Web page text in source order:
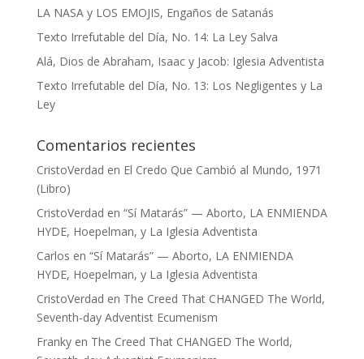
LA NASA y LOS EMOJIS, Engaños de Satanás
Texto Irrefutable del Día, No. 14: La Ley Salva
Alá, Dios de Abraham, Isaac y Jacob: Iglesia Adventista
Texto Irrefutable del Día, No. 13: Los Negligentes y La
Ley
Comentarios recientes
CristoVerdad en El Credo Que Cambió al Mundo, 1971
(Libro)
CristoVerdad en “Sí Matarás” — Aborto, LA ENMIENDA
HYDE, Hoepelman, y La Iglesia Adventista
Carlos en “Sí Matarás” — Aborto, LA ENMIENDA
HYDE, Hoepelman, y La Iglesia Adventista
CristoVerdad en The Creed That CHANGED The World,
Seventh-day Adventist Ecumenism
Frankyen The Creed That CHANGED The World,